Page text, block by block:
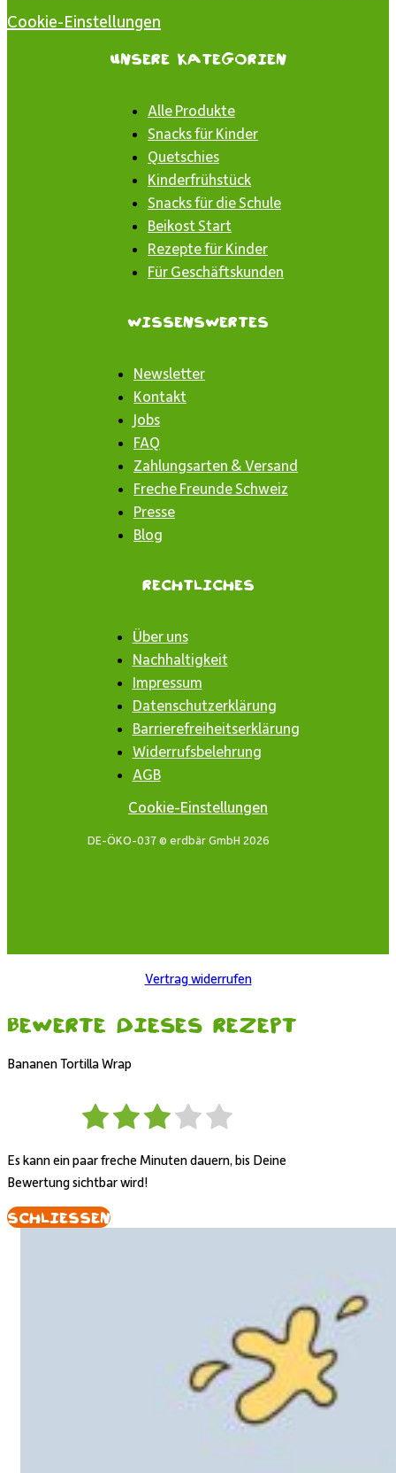
Cookie-Einstellungen
Unsere Kategorien
Alle Produkte
Snacks für Kinder
Quetschies
Kinderfrühstück
Snacks für die Schule
Beikost Start
Rezepte für Kinder
Für Geschäftskunden
Wissenswertes
Newsletter
Kontakt
Jobs
FAQ
Zahlungsarten & Versand
Freche Freunde Schweiz
Presse
Blog
Rechtliches
Über uns
Nachhaltigkeit
Impressum
Datenschutzerklärung
Barrierefreiheitserklärung
Widerrufsbelehrung
AGB
Cookie-Einstellungen
DE-ÖKO-037 © erdbär GmbH 2026
Vertrag widerrufen
Bewerte dieses Rezept
Bananen Tortilla Wrap
Es kann ein paar freche Minuten dauern, bis Deine
Bewertung sichtbar wird!
Schliessen